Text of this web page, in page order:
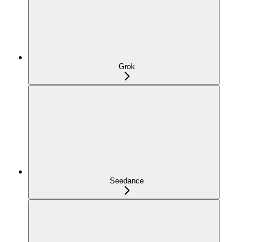
Grok
Seedance